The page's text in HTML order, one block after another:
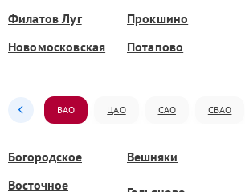
Филатов Луг
Прокшино
Новомосковская
Потапово
ВАО ЦАО САО СВАО
Богородское Вешняки
Восточное